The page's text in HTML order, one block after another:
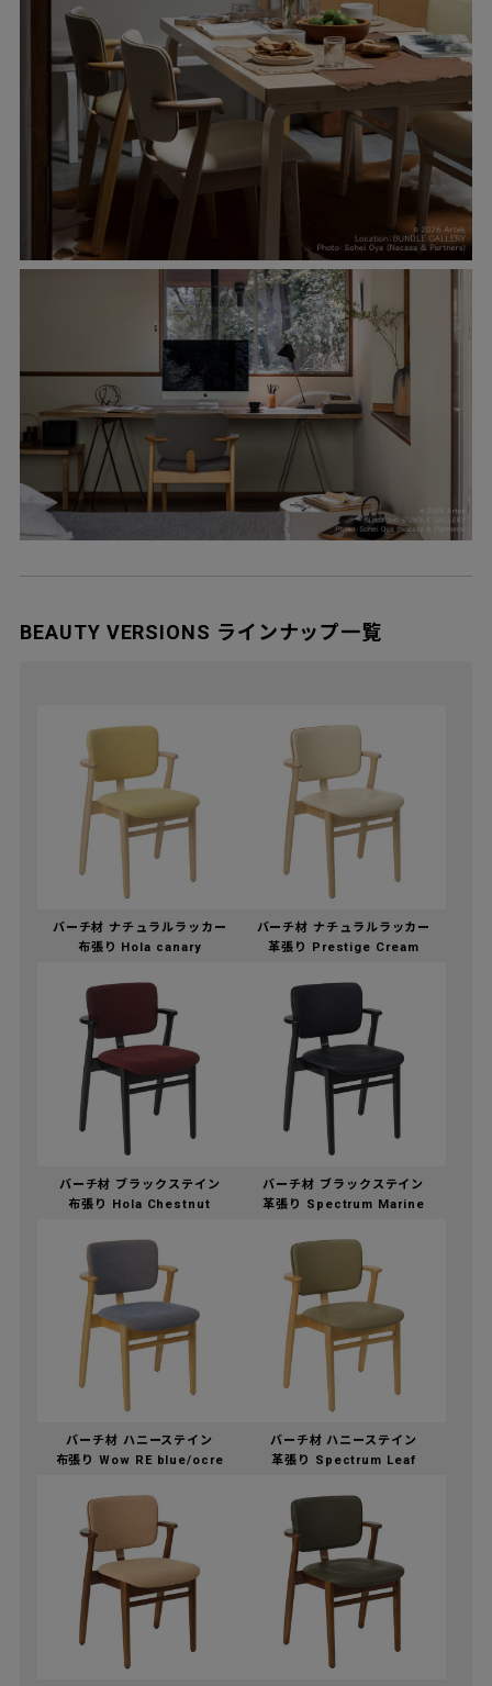
BEAUTY VERSIONS ラインナップ一覧
バーチ材 ナチュラルラッカー
布張り Hola canary
バーチ材 ナチュラルラッカー
革張り Prestige Cream
バーチ材 ブラックステイン
布張り Hola Chestnut
バーチ材 ブラックステイン
革張り Spectrum Marine
バーチ材 ハニーステイン
布張り Wow RE blue/ocre
バーチ材 ハニーステイン
革張り Spectrum Leaf